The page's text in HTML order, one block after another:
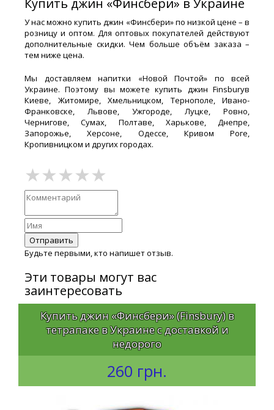
Купить джин «Финсбери» в Украине
У нас можно купить джин «Финсбери» по низкой цене – в
розницу и оптом. Для оптовых покупателей действуют
дополнительные скидки. Чем больше объём заказа –
тем ниже цена.
Мы доставляем напитки «Новой Почтой» по всей
Украине. Поэтому вы можете купить джин Finsburyв
Киеве, Житомире, Хмельницком, Тернополе, Ивано-
Франковске, Львове, Ужгороде, Луцке, Ровно,
Чернигове, Сумах, Полтаве, Харькове, Днепре,
Запорожье, Херсоне, Одессе, Кривом Роге,
Кропивницком и других городах.
Отправить
Будьте первыми, кто напишет отзыв.
Эти товары могут вас
заинтересовать
Купить джин «Финсбери» (Finsbury) в
тетрапаке в Украине с доставкой и
недорого
260 грн.